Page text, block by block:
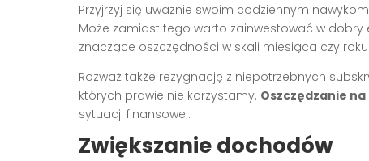
Przyjrzyj się uważnie swoim codziennym
Może zamiast tego warto zainwestować w
znaczące oszczędności w skali miesiąca czy roku.
Rozważ także rezygnację z niepotrzebnych
których prawie nie korzystamy. Oszczędzanie
sytuacji finansowej.
Zwiększanie dochodów